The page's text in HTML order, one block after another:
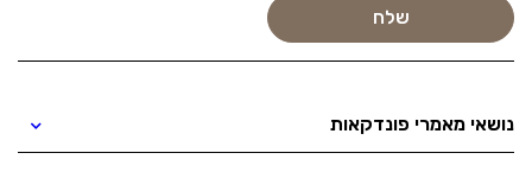
נושאי מאמרי פונדקאות